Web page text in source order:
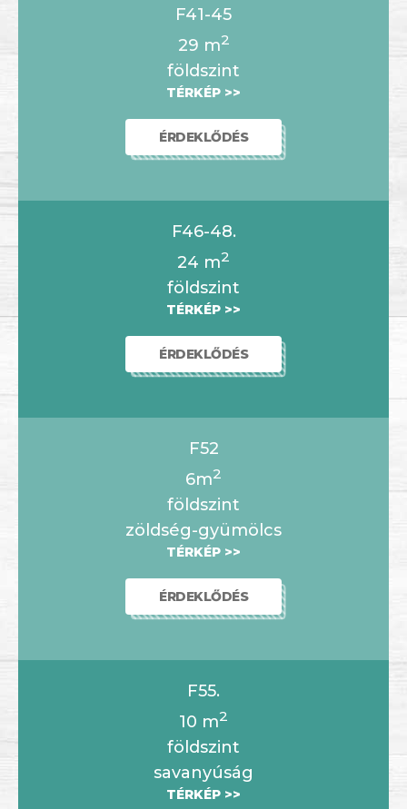
F41-45
29 m2
földszint
TÉRKÉP >>
ÉRDEKLŐDÉS
F46-48.
24 m2
földszint
TÉRKÉP >>
ÉRDEKLŐDÉS
F52
6m2
földszint
zöldség-gyümölcs
TÉRKÉP >>
ÉRDEKLŐDÉS
F55.
10 m2
földszint
savanyúság
TÉRKÉP >>